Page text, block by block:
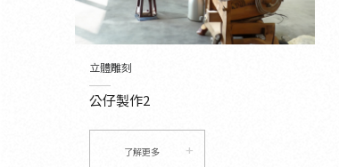
立體雕刻
公仔製作2
了解更多